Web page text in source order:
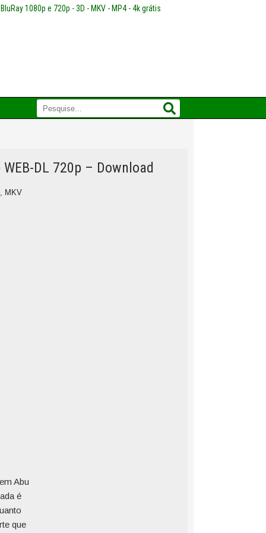
1080p e 720p - 3D - MKV - MP4 - 4k grátis
DL 720p – Download
, MKV
Abu
é
que